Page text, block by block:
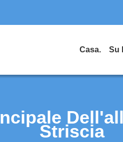
Casa. Su
Striscia